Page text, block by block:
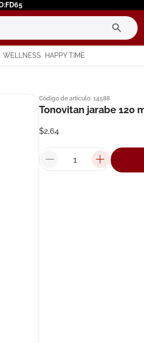
WELLNESS HAPPY TIME
Código de artículo: 14588
Tonovitan jarabe 120
$2,64